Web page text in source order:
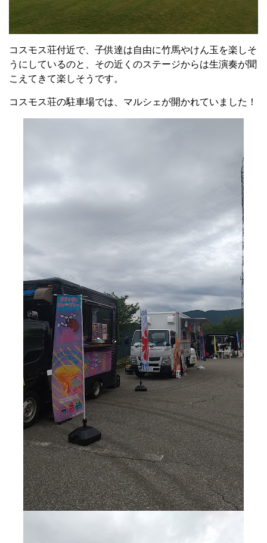
コスモス荘付近で、子供達は自由に竹馬やけん玉を楽しそ
うにしているのと、その近くのステージからは生演奏が聞
こえてきて楽しそうです。
コスモス荘の駐車場では、マルシェが開かれていました！